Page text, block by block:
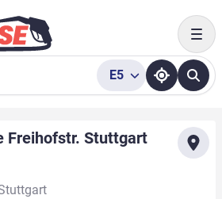
E5
Freihofstr. Stuttgart